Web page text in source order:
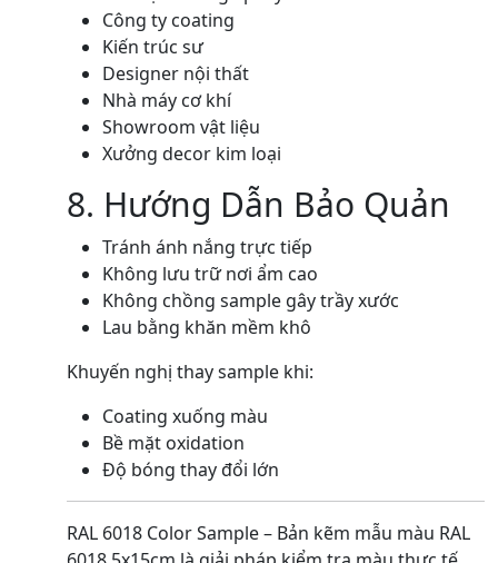
Công ty coating
Kiến trúc sư
Designer nội thất
Nhà máy cơ khí
Showroom vật liệu
Xưởng decor kim loại
8. Hướng Dẫn Bảo Quản
Tránh ánh nắng trực tiếp
Không lưu trữ nơi ẩm cao
Không chồng sample gây trầy xước
Lau bằng khăn mềm khô
Khuyến nghị thay sample khi:
Coating xuống màu
Bề mặt oxidation
Độ bóng thay đổi lớn
RAL 6018 Color Sample – Bản kẽm mẫu màu RAL